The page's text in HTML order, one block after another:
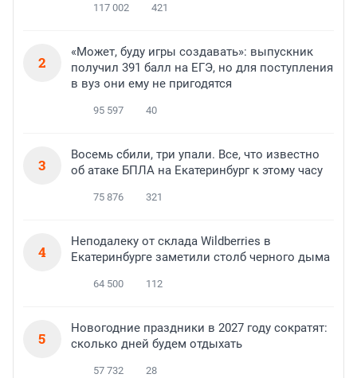
117 002 421
2
«Может, буду игры создавать»: выпускник
получил 391 балл на ЕГЭ, но для поступления
в вуз они ему не пригодятся
95 597 40
3
Восемь сбили, три упали. Все, что известно
об атаке БПЛА на Екатеринбург к этому часу
75 876 321
4
Неподалеку от склада Wildberries в
Екатеринбурге заметили столб черного дыма
64 500 112
5
Новогодние праздники в 2027 году сократят:
сколько дней будем отдыхать
57 732 28